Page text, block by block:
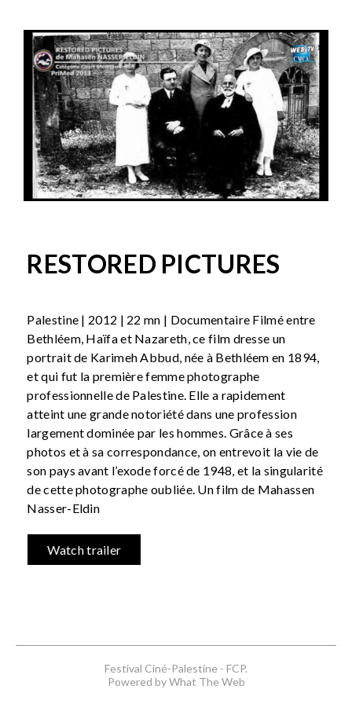
RESTORED PICTURES
Palestine | 2012 | 22 mn | Documentaire Filmé entre
Bethléem, Haïfa et Nazareth, ce film dresse un
portrait de Karimeh Abbud, née à Bethléem en 1894,
et qui fut la première femme photographe
professionnelle de Palestine. Elle a rapidement
atteint une grande notoriété dans une profession
largement dominée par les hommes. Grâce à ses
photos et à sa correspondance, on entrevoit la vie de
son pays avant l’exode forcé de 1948, et la singularité
de cette photographe oubliée. Un film de Mahassen
Nasser-Eldin
Watch trailer
Festival Ciné-Palestine - FCP.
Powered by What The Web